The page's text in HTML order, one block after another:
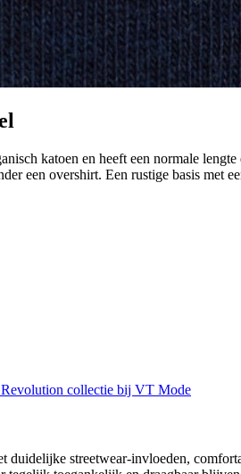
katoen en heeft een normale
een overshirt. Een rustige basis met
duidelijke streetwear-invloeden,